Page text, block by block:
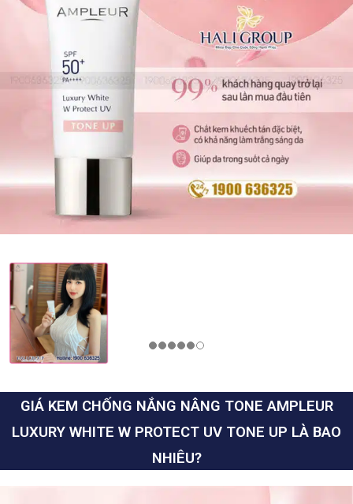
GIÁ KEM CHỐNG NẮNG NÂNG TONE AMPLEUR
LUXURY WHITE W PROTECT UV TONE UP LÀ BAO
NHIÊU?